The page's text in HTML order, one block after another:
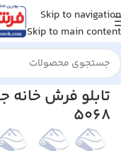
Skip to navigation
Skip to main content
خانه/تابلو فرش/تابلو
تابلو فرش خانه
5068